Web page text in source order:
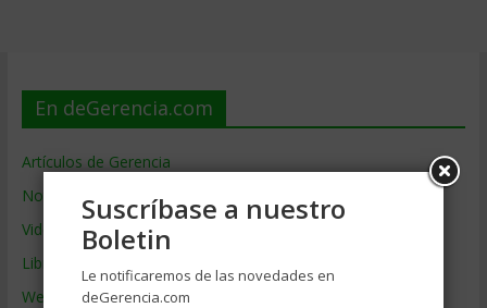
En deGerencia.com
Artículos de Gerencia
Noticias de Gerencia
Videos de Gerencia
Libros de Gerencia
Webs de Gerencia
Suscríbase a nuestro
Boletin
Le notificaremos de las novedades en
deGerencia.com